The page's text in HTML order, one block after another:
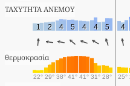
ΤΑΧΥΤΗΤΑ ΑΝΕΜΟΥ
1 2 4 5 4 4 5 4
θερμοκρασία
22° 29° 38° 41° 41° 31° 28° 25°